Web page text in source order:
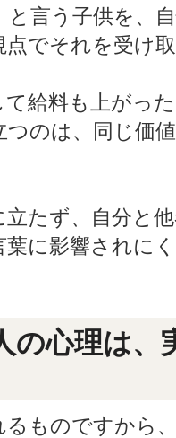
と言う子供を、
点でそれを受け
給料も上がっ
つのは、同じ価
たず、自分と
に影響されに
の心理は、
るものですから